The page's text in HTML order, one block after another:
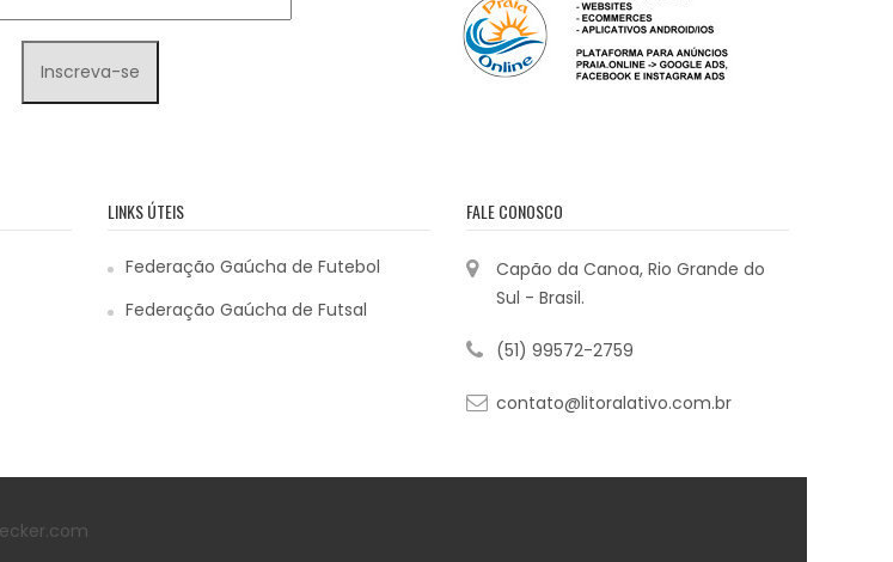
LINKS ÚTEIS
Federação Gaúcha de Futebol
Federação Gaúcha de Futsal
FALE CONOSCO
Capão da Canoa, Rio Grande do
Sul - Brasil.
(51) 99572-2759
contato@litoralativo.com.br